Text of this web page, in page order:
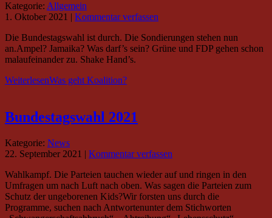
Kategorie: Allgemein
1. Oktober 2021 | Kommentar verfassen
Die Bundestagswahl ist durch. Die Sondierungen stehen nun
an.Ampel? Jamaika? Was darf’s sein? Grüne und FDP gehen schon
malaufeinander zu. Shake Hand’s.
WeiterlesenWas geht Koalition?
Bundestagswahl 2021
Kategorie: News
22. September 2021 | Kommentar verfassen
Wahlkampf. Die Parteien tauchen wieder auf und ringen in den
Umfragen um nach Luft nach oben. Was sagen die Parteien zum
Schutz der ungeborenen Kids?Wir forsten uns durch die
Programme, suchen nach Antwortenunter dem Stichworten